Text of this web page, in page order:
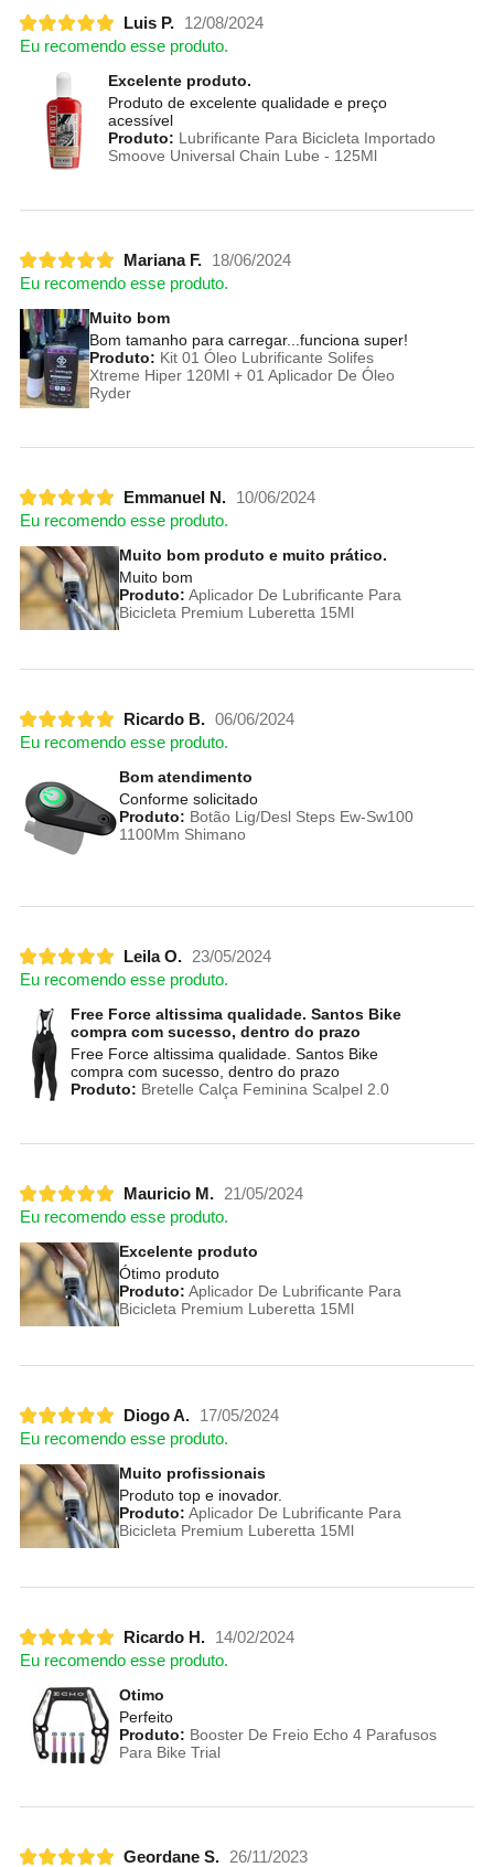
Luis P.
12/08/2024
Eu recomendo esse produto.
Excelente produto.
Produto de excelente qualidade e preço
acessível
Produto: Lubrificante Para Bicicleta Importado
Smoove Universal Chain Lube - 125Ml
Mariana F.
18/06/2024
Eu recomendo esse produto.
Muito bom
Bom tamanho para carregar...funciona super!
Produto: Kit 01 Óleo Lubrificante Solifes
Xtreme Hiper 120Ml + 01 Aplicador De Óleo
Ryder
Emmanuel N.
10/06/2024
Eu recomendo esse produto.
Muito bom produto e muito prático.
Muito bom
Produto: Aplicador De Lubrificante Para
Bicicleta Premium Luberetta 15Ml
Ricardo B. 06/06/2024
Eu recomendo esse produto.
Bom atendimento
Conforme solicitado
Produto: Botão Lig/Desl Steps Ew-Sw100
1100Mm Shimano
Leila O.
23/05/2024
Eu recomendo esse produto.
Free Force altissima qualidade. Santos Bike
compra com sucesso, dentro do prazo
Free Force altissima qualidade. Santos Bike
compra com sucesso, dentro do prazo
Produto: Bretelle Calça Feminina Scalpel 2.0
Mauricio M.
21/05/2024
Eu recomendo esse produto.
Excelente produto
Ótimo produto
Produto: Aplicador De Lubrificante Para
Bicicleta Premium Luberetta 15Ml
Diogo A.
17/05/2024
Eu recomendo esse produto.
Muito profissionais
Produto top e inovador.
Produto: Aplicador De Lubrificante Para
Bicicleta Premium Luberetta 15Ml
Ricardo H.
14/02/2024
Eu recomendo esse produto.
Otimo
Perfeito
Produto: Booster De Freio Echo 4 Parafusos
Para Bike Trial
Geordane S.
26/11/2023